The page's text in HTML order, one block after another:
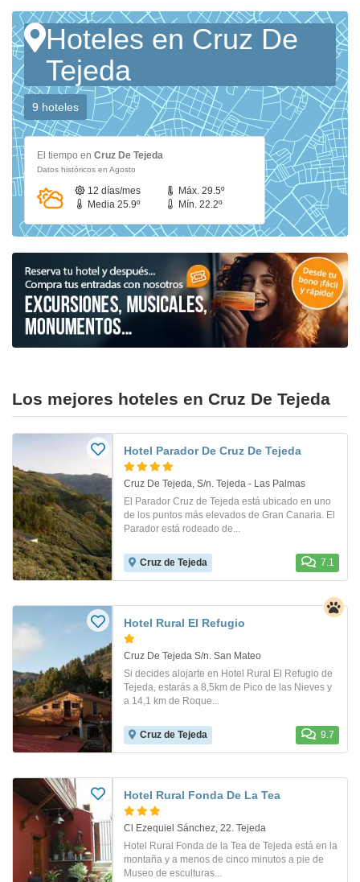
Hoteles en Cruz De
Tejeda
9 hoteles
El tiempo en Cruz De Tejeda
Datos históricos en Agosto
12 días/mes
Máx. 29.5º
Media 25.9º
Mín. 22.2º
Los mejores hoteles en Cruz De Tejeda
Hotel Parador De Cruz De Tejeda
Cruz De Tejeda, S/n. Tejeda - Las Palmas
El Parador Cruz de Tejeda está ubicado en uno
de los puntos más elevados de Gran Canaria. El
Parador está rodeado de...
Cruz de Tejeda 7.1
Hotel Rural El Refugio
Cruz De Tejeda S/n. San Mateo
Si decides alojarte en Hotel Rural El Refugio de
Tejeda, estarás a 8,5km de Pico de las Nieves y
a 14,1 km de Roque...
Cruz de Tejeda 9.7
Hotel Rural Fonda De La Tea
Cl Ezequiel Sánchez, 22. Tejeda
Hotel Rural Fonda de la Tea de Tejeda está en la
montaña y a menos de cinco minutos a pie de
Museo de esculturas...